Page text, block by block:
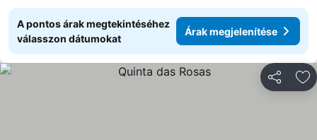
A pontos árak megtekintéséhez
válasszon dátumokat
Árak megjelenítése